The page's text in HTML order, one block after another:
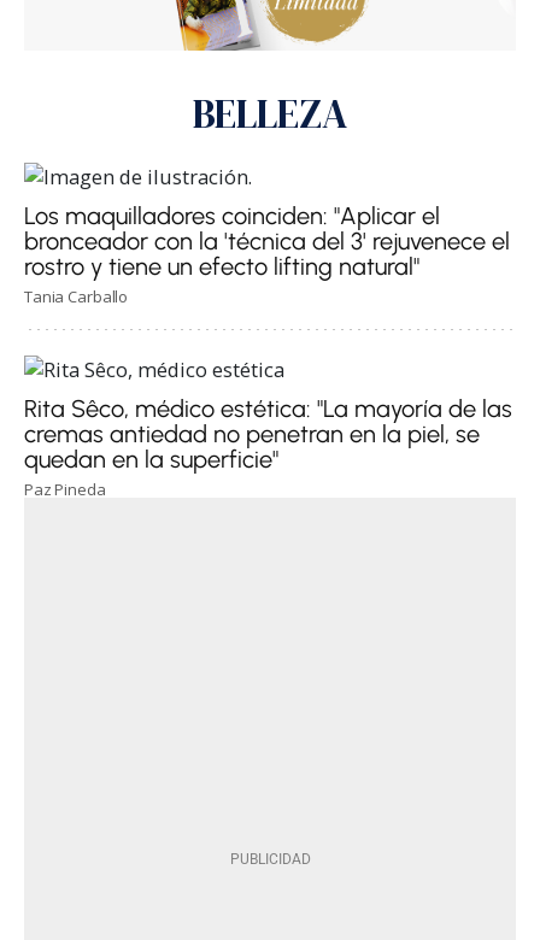
BELLEZA
Los maquilladores coinciden: "Aplicar el
bronceador con la 'técnica del 3' rejuvenece el
rostro y tiene un efecto lifting natural"
Tania Carballo
Rita Sêco, médico estética: "La mayoría de las
cremas antiedad no penetran en la piel, se
quedan en la superficie"
Paz Pineda